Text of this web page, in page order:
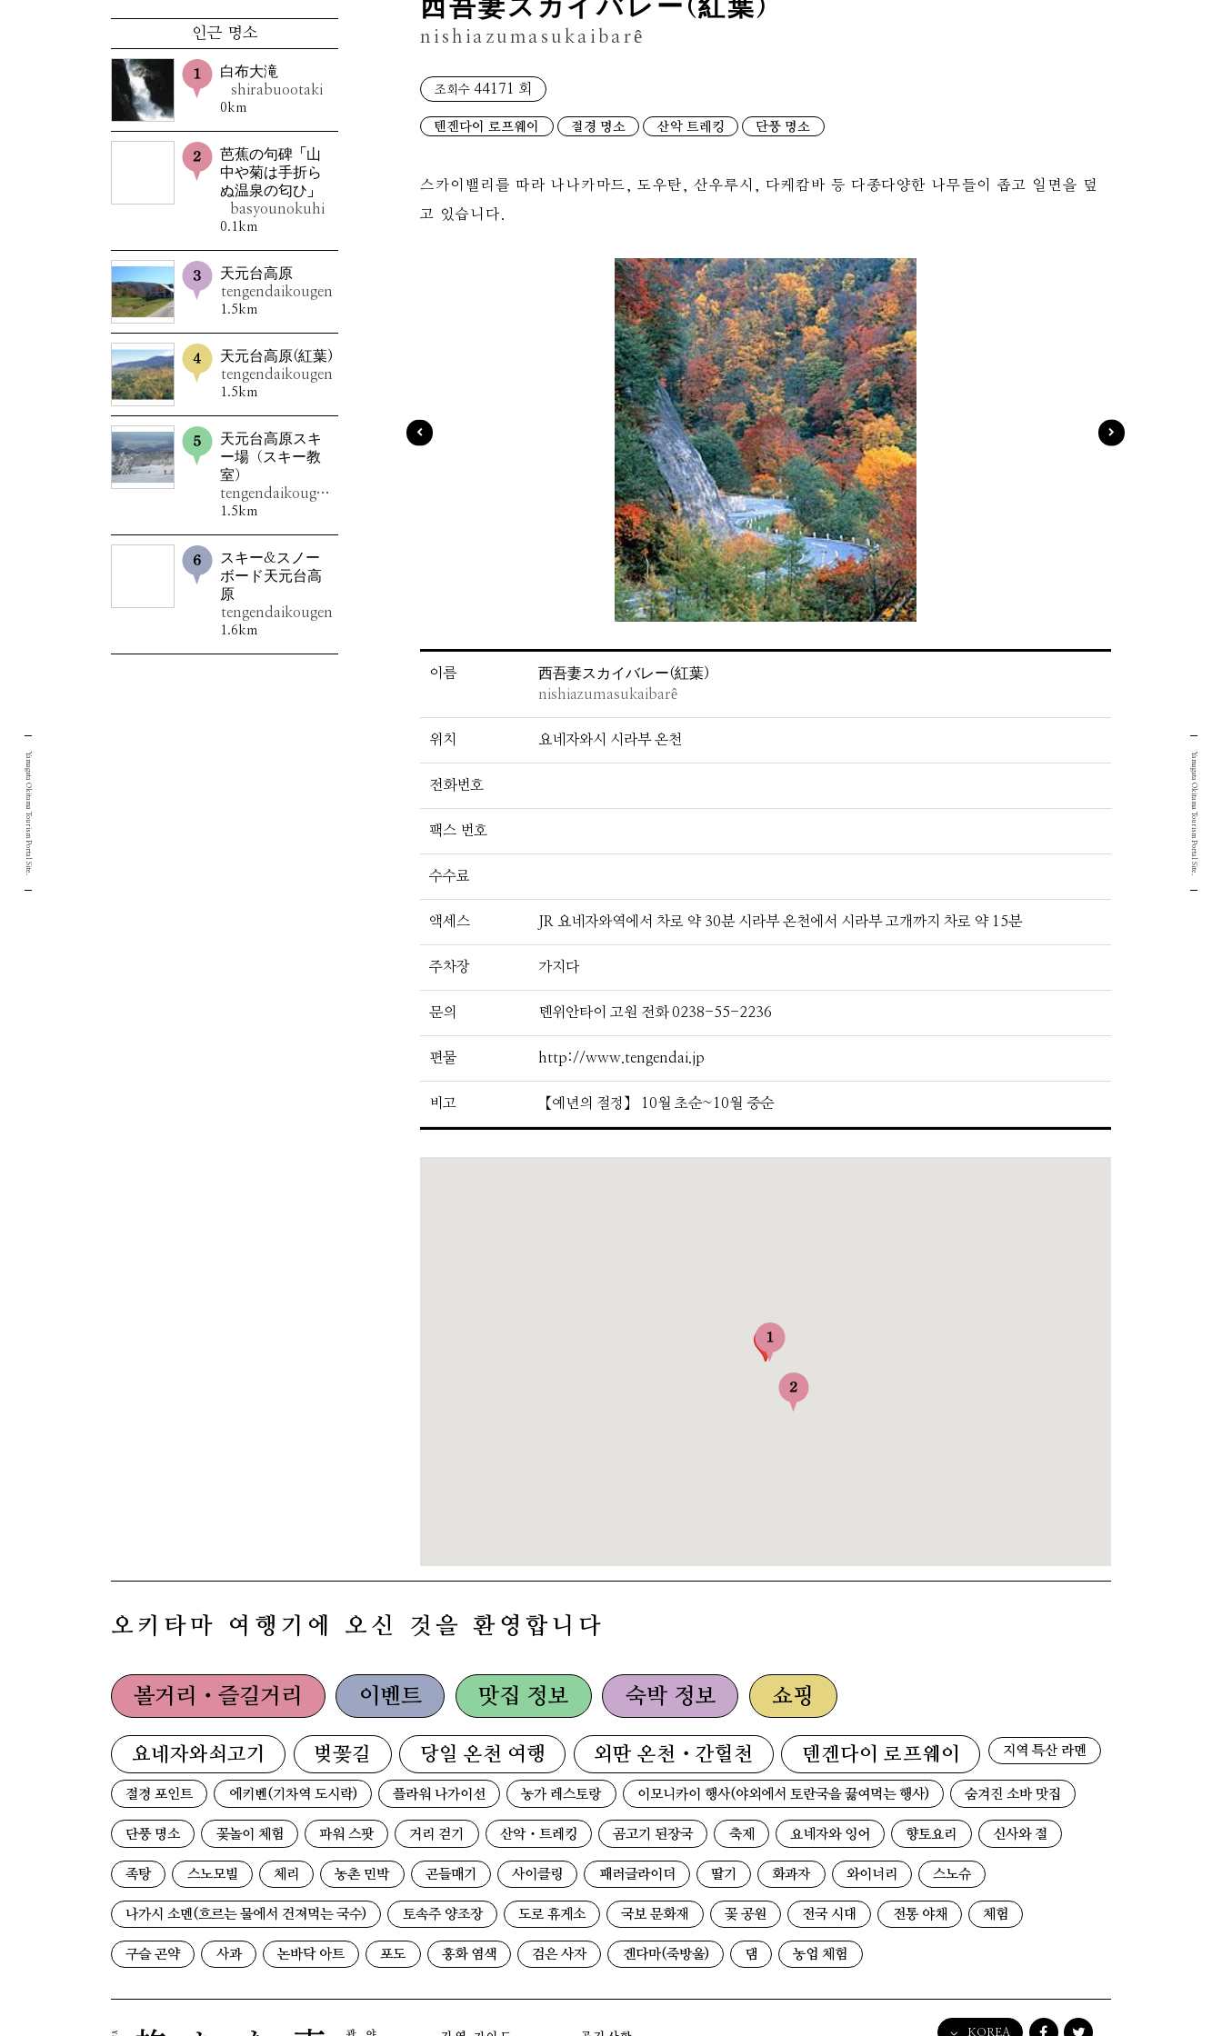
西吾妻スカイバレー(紅葉)
nishiazumasukaibarê
조회수 44171 회
텐겐다이 로프웨이 절경 명소 산악 트레킹 단풍 명소
스카이밸리를 따라 나나카마드, 도우탄, 산우루시, 다케캄바 등 다종다양한 나무들이 좁고 일면을 덮
고 있습니다.
이름
西吾妻スカイバレー(紅葉)
nishiazumasukaibarê
위치 요네자와시 시라부 온천
전화번호
팩스 번호
수수료
액세스 JR 요네자와역에서 차로 약 30분 시라부 온천에서 시라부 고개까지 차로 약 15분
주차장 가지다
문의 톈위안타이 고원 전화 0238-55-2236
편물 http://www.tengendai.jp
비고 【예년의 절정】 10월 초순~10월 중순
인근 명소
白布大滝
shirabuootaki
0km
芭蕉の句碑「山
中や菊は手折ら
ぬ温泉の匂ひ」
basyounokuhi
0.1km
天元台高原
tengendaikougen
1.5km
天元台高原(紅葉)
tengendaikougen
1.5km
天元台高原スキ
ー場（スキー教
室）
tengendaikougensukîjou
1.5km
スキー&スノー
ボード天元台高
原
tengendaikougen
1.6km
오키타마 여행기에 오신 것을 환영합니다
볼거리・즐길거리 이벤트 맛집 정보 숙박 정보 쇼핑
요네자와쇠고기 벚꽃길 당일 온천 여행 외딴 온천・간헐천 덴겐다이 로프웨이 지역 특산 라멘
절경 포인트 에키벤(기차역 도시락) 플라워 나가이선 농가 레스토랑 이모니카이 행사(야외에서 토란국을 끓여먹는 행사) 숨겨진 소바 맛집
단풍 명소 꽃놀이 체험 파워 스팟 거리 걷기 산악・트레킹 곰고기 된장국 축제 요네자와 잉어 향토요리 신사와 절
족탕 스노모빌 체리 농촌 민박 곤들매기 사이클링 패러글라이더 딸기 화과자 와이너리 스노슈
나가시 소멘(흐르는 물에서 건져먹는 국수) 토속주 양조장 도로 휴게소 국보 문화재 꽃 공원 전국 시대 전통 야채 체험
구슬 곤약 사과 논바닥 아트 포도 홍화 염색 검은 사자 겐다마(죽방울) 댐 농업 체험
KOREA
Yamagata Okitama Tourism Portal Site. Yamagata Okitama Tourism Portal Site.